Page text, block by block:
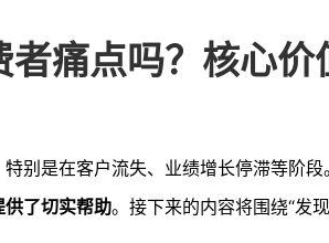
痛点吗？核心价
特别是在客户流失、业绩增长停滞等阶段。
了切实帮助。接下来的内容将围绕“发